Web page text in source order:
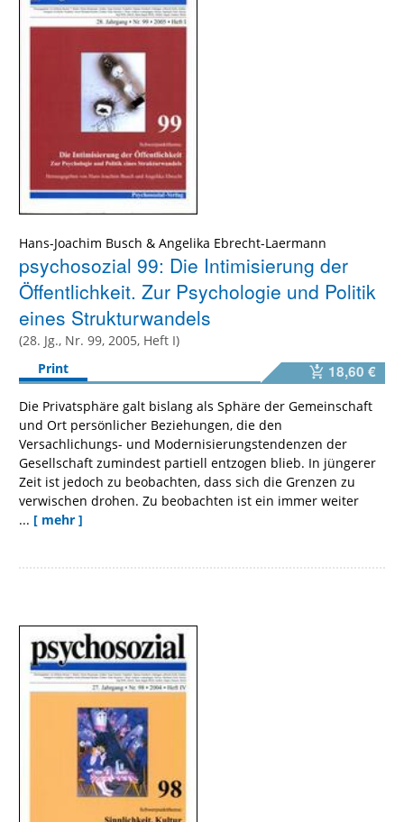
Hans-Joachim Busch & Angelika Ebrecht-Laermann
psychosozial 99: Die Intimisierung der
Öffentlichkeit. Zur Psychologie und Politik
eines Strukturwandels
(28. Jg., Nr. 99, 2005, Heft I)
Print
18,60 €
Die Privatsphäre galt bislang als Sphäre der Gemeinschaft
und Ort persönlicher Beziehungen, die den
Versachlichungs- und Modernisierungstendenzen der
Gesellschaft zumindest partiell entzogen blieb. In jüngerer
Zeit ist jedoch zu beobachten, dass sich die Grenzen zu
verwischen drohen. Zu beobachten ist ein immer weiter
... [ mehr ]